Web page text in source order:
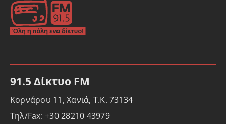
91.5 Δίκτυο FM
Κορνάρου 11, Χανιά, Τ.Κ. 73134
Τηλ/Fax: +30 28210 43979